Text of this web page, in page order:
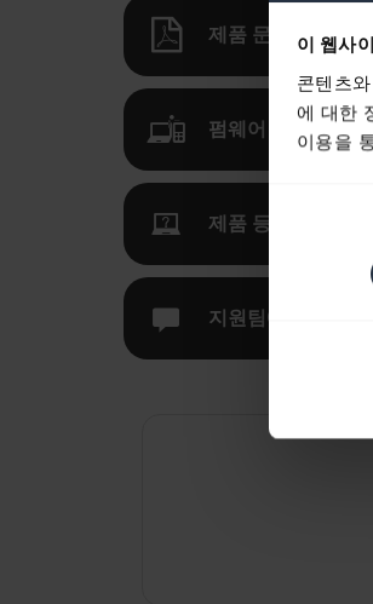
이 웹사
콘텐츠
에 대한
이용을
의
택
제품 문서
펌웨어 업데이트,
제품 등록 및 보증
지원팀에 연락하기